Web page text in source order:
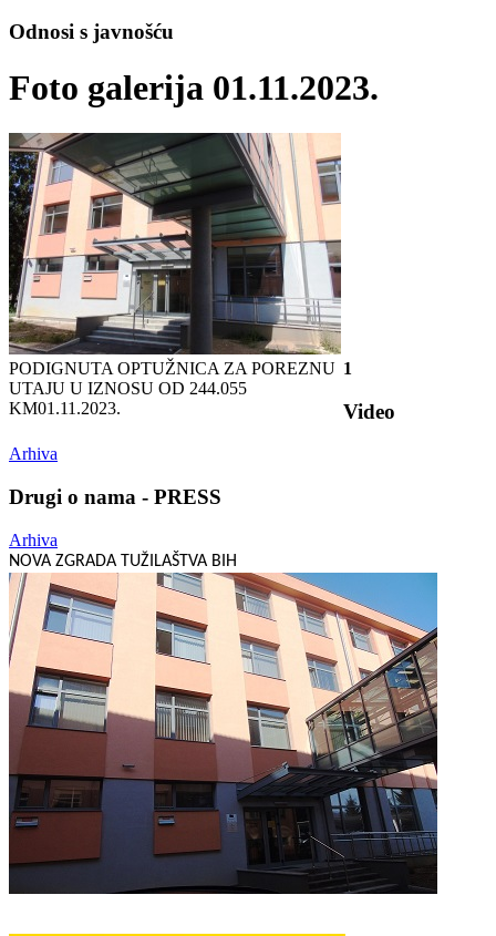
Odnosi s javnošću
Foto galerija 01.11.2023.
PODIGNUTA OPTUŽNICA ZA POREZNU
UTAJU U IZNOSU OD 244.055
KM01.11.2023.
1
Video
Arhiva
Drugi o nama - PRESS
Arhiva
NOVA ZGRADA TUŽILAŠTVA BIH